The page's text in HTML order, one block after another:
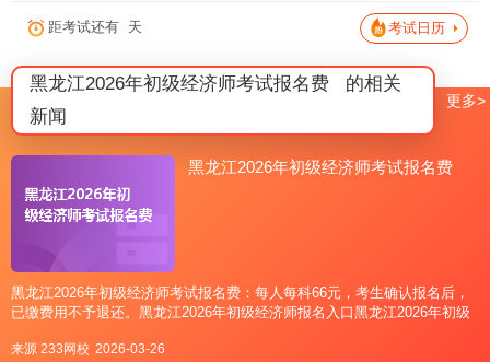
距考试还有 天 考试日历
黑龙江2026年初级经济师考试报名费
的相关
新闻
黑龙江2026年初级经济师考试报名费
黑龙江2026年初级经济师考试报名费：每人每科66元，考生确认报名后，
已缴费用不予退还。黑龙江2026年初级经济师报名入口黑龙江2026年初级
达>>黑龙江2026初级经济师报名入口：中
来源 233网校 2026-03-26
更多>